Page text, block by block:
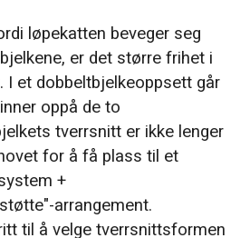
løpekatten beveger seg
er det større frihet i
I et dobbeltbjelkeoppsett går
oppå de to
tverrsnitt er ikke lenger
for å få plass til et
+
arrangement.
til å velge tverrsnittsformen